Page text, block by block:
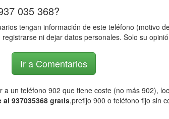
035 368?
tengan información de este teléfono (motivo
ni dejar datos personales. Solo su
Ir a Comentarios
un teléfono 902 que tiene coste (no más 902),
937035368 gratis,prefijo 900 o teléfono fijo sin